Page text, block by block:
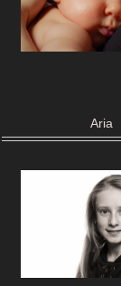
Aria